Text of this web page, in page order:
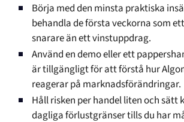
Börja med den minsta praktiska
behandla de första veckorna som
snarare än ett vinstuppdrag.
Använd en demo eller ett
är tillgängligt för att förstå hur
reagerar på marknadsförändringar.
Håll risken per handel liten och sätt
dagliga förlustgränser tills du har